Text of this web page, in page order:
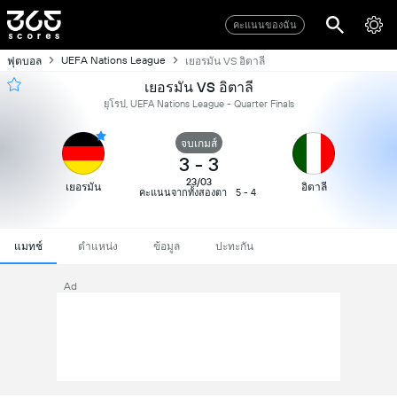
คะแนนของฉัน
ฟุตบอล UEFA Nations League เยอรมัน VS อิตาลี
เยอรมัน VS อิตาลี
ยุโรป, UEFA Nations League - Quarter Finals
เยอรมัน
จบเกมส์
3 - 3
23/03
คะแนนจากทั้งสองตา
5 - 4 อิตาลี
แมทช์ ตำแหน่ง ข้อมูล ปะทะกัน
Ad